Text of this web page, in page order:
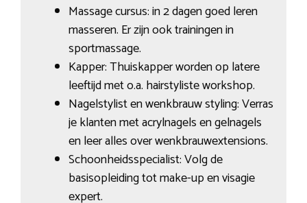
Massage cursus: in 2 dagen goed leren
masseren. Er zijn ook trainingen in
sportmassage.
Kapper: Thuiskapper worden op latere
leeftijd met o.a. hairstyliste workshop.
Nagelstylist en wenkbrauw styling: Verras
je klanten met acrylnagels en gelnagels
en leer alles over wenkbrauwextensions.
Schoonheidsspecialist: Volg de
basisopleiding tot make-up en visagie
expert.